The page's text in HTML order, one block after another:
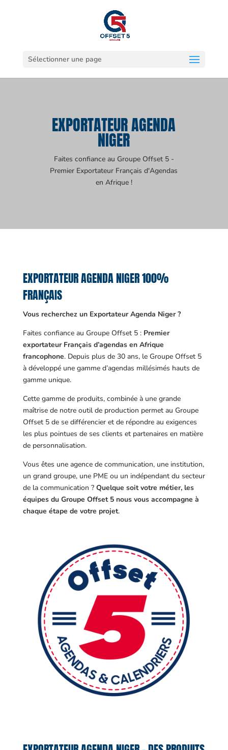
Sélectionner une page
EXPORTATEUR AGENDA
NIGER
Faites confiance au Groupe Offset 5 -
Premier Exportateur Français d'Agendas
en Afrique !
EXPORTATEUR AGENDA NIGER 100%
FRANÇAIS
Vous recherchez un Exportateur Agenda Niger ?
Faites confiance au Groupe Offset 5 : Premier
exportateur Français d’agendas en Afrique
francophone. Depuis plus de 30 ans, le Groupe Offset 5
à développé une gamme d’agendas millésimés hauts de
gamme unique.
Cette gamme de produits, combinée à une grande
maîtrise de notre outil de production permet au Groupe
Offset 5 de se différencier et de répondre au exigences
les plus pointues de ses clients et partenaires en matière
de personnalisation.
Vous êtes une agence de communication, une institution,
un grand groupe, une PME ou un indépendant du secteur
de la communication ? Quelque soit votre métier, les
équipes du Groupe Offset 5 nous vous accompagne à
chaque étape de votre projet.